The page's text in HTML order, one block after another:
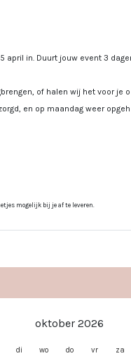
in. Duurt jouw event 3
of halen wij het voor je
en op maandag weer
mogelijk bij je af te leveren.
oktober 2026
di wo do vr za